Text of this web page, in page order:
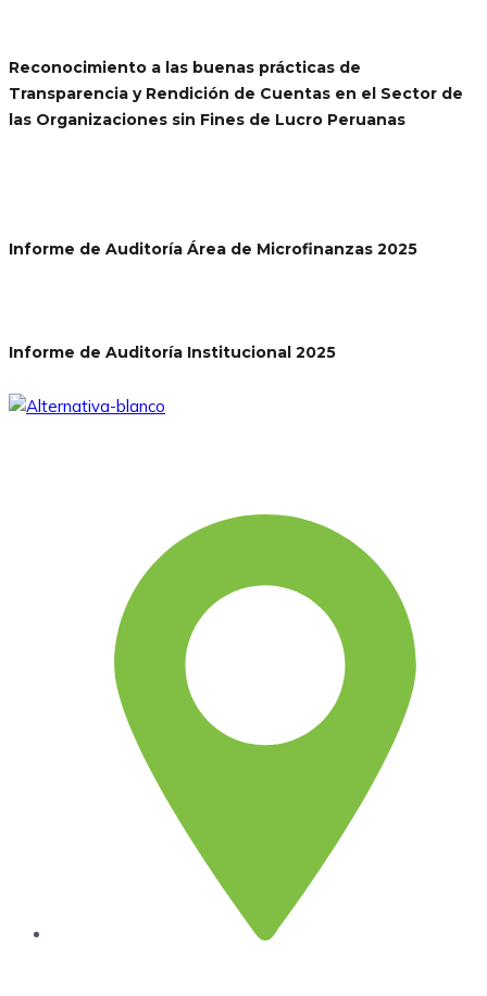
Reconocimiento a las buenas prácticas de
Transparencia y Rendición de Cuentas en el Sector de
las Organizaciones sin Fines de Lucro Peruanas
Informe de Auditoría Área de Microfinanzas 2025
Informe de Auditoría Institucional 2025